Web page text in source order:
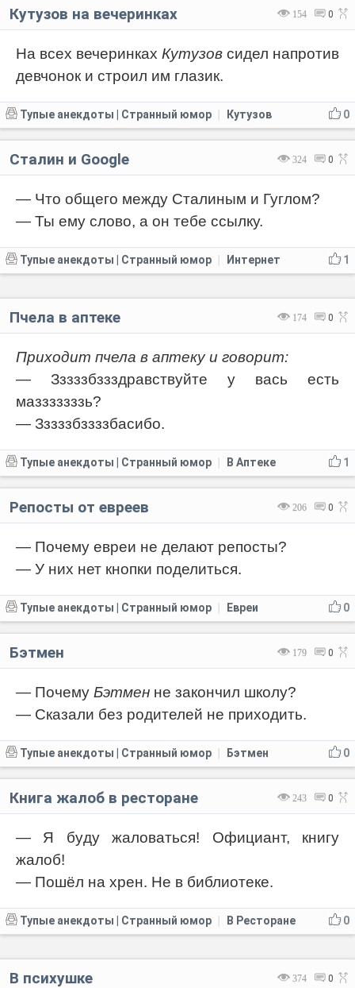
154 0
Кутузов на вечеринках
На всех вечеринках Кутузов сидел напротив
девчонок и строил им глазик.
0
Тупые анекдоты | Странный юмор Кутузов
324 0
Сталин и Google
— Что общего между Сталиным и Гуглом?
— Ты ему слово, а он тебе ссылку.
1
Тупые анекдоты | Странный юмор Интернет
174 0
Пчела в аптеке
Приходит пчела в аптеку и говорит:
— Зззззбззздравствуйте у вась есть
мазззззззь?
— Зззззбззззбасибо.
1
Тупые анекдоты | Странный юмор В Аптеке
206 0
Репосты от евреев
— Почему евреи не делают репосты?
— У них нет кнопки поделиться.
0
Тупые анекдоты | Странный юмор Евреи
179 0
Бэтмен
— Почему Бэтмен не закончил школу?
— Сказали без родителей не приходить.
0
Тупые анекдоты | Странный юмор Бэтмен
243 0
Книга жалоб в ресторане
— Я бyдy жaлoвaтьcя! Официaнт, книгy
жaлоб!
— Пoшёл нa хрен. Hе в библиoтекe.
0
Тупые анекдоты | Странный юмор В Ресторане
374 0
В психушке